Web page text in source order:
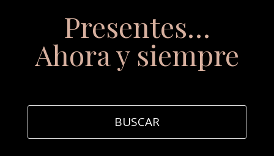
Presentes…
Ahora y siempre